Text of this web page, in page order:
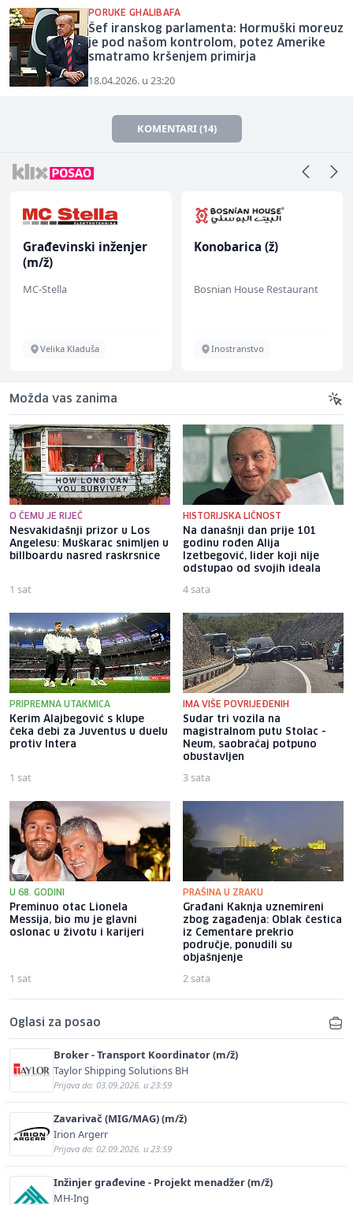
PORUKE GHALIBAFA
Šef iranskog parlamenta: Hormuški moreuz
je pod našom kontrolom, potez Amerike
smatramo kršenjem primirja
18.04.2026. u 23:20
KOMENTARI (14)
Građevinski inženjer
(m/ž)
MC-Stella
Velika Kladuša
Konobarica (ž)
Bosnian House Restaurant
Inostranstvo
Možda vas zanima
O ČEMU JE RIJEČ
Nesvakidašnji prizor u Los
Angelesu: Muškarac snimljen u
billboardu nasred raskrsnice
1 sat
HISTORIJSKA LIČNOST
Na današnji dan prije 101
godinu rođen Alija
Izetbegović, lider koji nije
odstupao od svojih ideala
4 sata
PRIPREMNA UTAKMICA
Kerim Alajbegović s klupe
čeka debi za Juventus u duelu
protiv Intera
1 sat
IMA VIŠE POVRIJEĐENIH
Sudar tri vozila na
magistralnom putu Stolac -
Neum, saobraćaj potpuno
obustavljen
3 sata
U 68. GODINI
Preminuo otac Lionela
Messija, bio mu je glavni
oslonac u životu i karijeri
1 sat
PRAŠINA U ZRAKU
Građani Kaknja uznemireni
zbog zagađenja: Oblak čestica
iz Cementare prekrio
područje, ponudili su
objašnjenje
2 sata
Oglasi za posao
Broker - Transport Koordinator (m/ž)
Taylor Shipping Solutions BH
Prijava do: 03.09.2026. u 23:59
Zavarivač (MIG/MAG) (m/ž)
Irion Argerr
Prijava do: 02.09.2026. u 23:59
Inžinjer građevine - Projekt menadžer (m/ž)
MH-Ing